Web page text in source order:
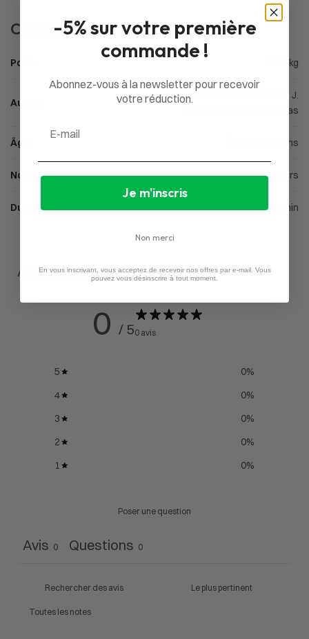
Caractéristiques
Poids 0,45 kg
Auteur
D. Babicius, T. Kastanauskas, J.
Lapinskiene, M. Lapinskas
Âge À partir de 8 ans
Nombre de joueurs 1 à 6 joueurs
Durée d'une partie 15 à 30min
Avis du client
0 / 50 avis
5 0%
4
0%
3
0%
2
0%
1
0%
Poser une question
Avis 0 Questions 0
-5% sur votre première
commande !
Abonnez-vous à la newsletter pour recevoir
votre réduction.
Je m'inscris
Non merci
En vous inscrivant, vous acceptez de recevoir nos offres par e-mail. Vous
pouvez vous désinscrire à tout moment.